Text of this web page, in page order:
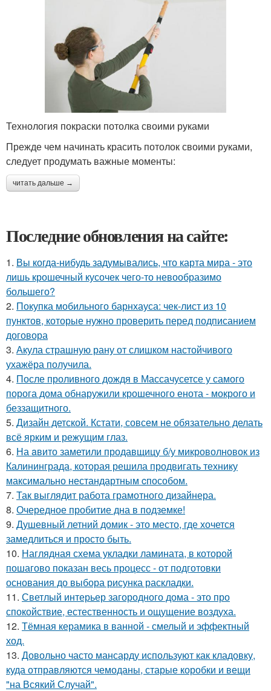
Технология покраски потолка своими руками
Прежде чем начинать красить потолок своими руками,
следует продумать важные моменты:
читать дальше →
Последние обновления на сайте:
1. Вы когда-нибудь задумывались, что карта мира - это
лишь крошечный кусочек чего-то невообразимо
большего?
2. Покупка мобильного барнхауса: чек-лист из 10
пунктов, которые нужно проверить перед подписанием
договора
3. Акула страшную рану от слишком настойчивого
ухажёра получила.
4. После проливного дождя в Массачусетсе у самого
порога дома обнаружили крошечного енота - мокрого и
беззащитного.
5. Дизайн детской. Кстати, совсем не обязательно делать
всё ярким и режущим глаз.
6. На aвито заметили продавщицу б/у микроволновок из
Калининграда, которая решила продвигать технику
максимально нестандартным cпособом.
7. Так выглядит работа грамотного дизайнера.
8. Очередное пробитие дна в подземке!
9. Душевный летний домик - это место, где хочется
замедлиться и просто быть.
10. Наглядная схема укладки ламината, в которой
пошагово показан весь процесс - от подготовки
основания до выбора рисунка раскладки.
11. Светлый интерьер загородного дома - это про
спокойствие, естественность и ощущение воздуха.
12. Тёмная керамика в ванной - смелый и эффектный
ход.
13. Довольно часто мансарду используют как кладовку,
куда отправляются чемоданы, старые коробки и вещи
"на Всякий Случай".